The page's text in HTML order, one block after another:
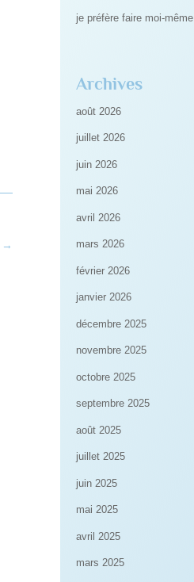
→
je préfère faire moi-même
Archives
août 2026
juillet 2026
juin 2026
mai 2026
avril 2026
mars 2026
février 2026
janvier 2026
décembre 2025
novembre 2025
octobre 2025
septembre 2025
août 2025
juillet 2025
juin 2025
mai 2025
avril 2025
mars 2025